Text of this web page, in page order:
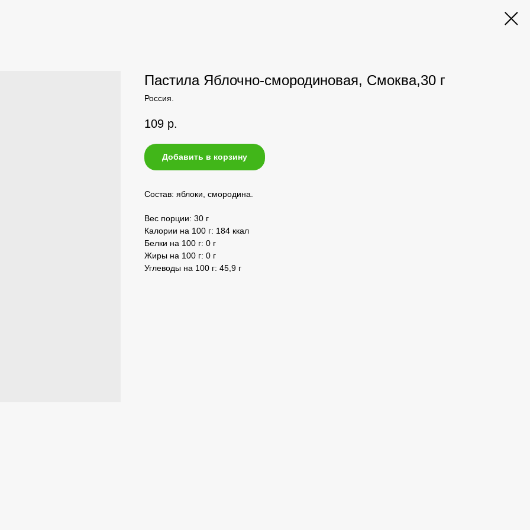
Пастила Яблочно-смородиновая, Смоква,30 г
Россия.
109 р.
Добавить в корзину
Состав: яблоки, смородина.
Вес порции: 30 г
Калории на 100 г: 184 ккал
Белки на 100 г: 0 г
Жиры на 100 г: 0 г
Углеводы на 100 г: 45,9 г